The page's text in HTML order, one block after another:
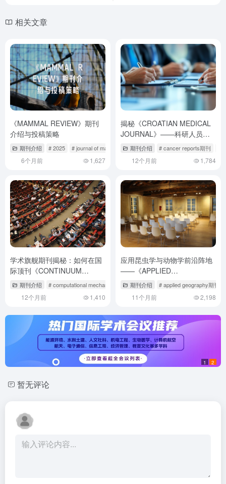
相关文章
《MAMMAL REVIEW》期刊
介绍与投稿策略
期刊介绍 # 2025 # journal of mammalogy # ma media and journalism
6个月前 1,627
揭秘《CROATIAN MEDICAL
JOURNAL》——科研人员的
首选发表平台 | 投稿全攻略
期刊介绍 # cancer reports期刊
12个月前 1,784
学术旗舰期刊揭秘：如何在国
际顶刊《CONTINUUM
MECHANICS AND
THERMODYNAMICS》实现高
质量发表？
期刊介绍 # computational mechanics期刊 # mechanical version of science
12个月前 1,410
应用昆虫学与动物学前沿阵地
——《APPLIED
ENTOMOLOGY AND
ZOOLOGY》投稿全攻略
期刊介绍 # applied geography期刊
11个月前 2,198
1 2
暂无评论